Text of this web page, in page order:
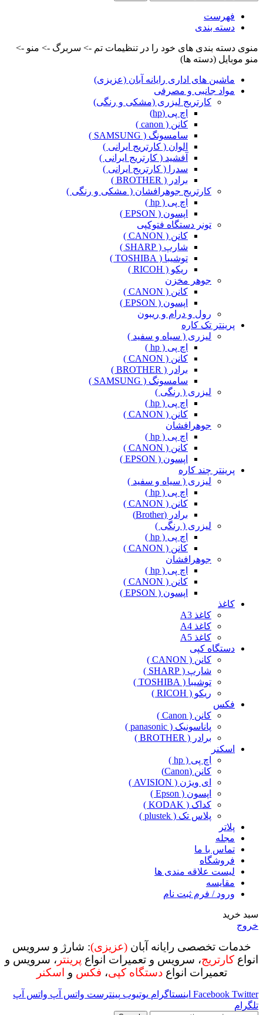
فهرست
دسته بندی
منوی دسته بندی های خود را در تنظیمات تم -> سربرگ -> منو ->
منو موبایل (دسته ها)
ماشین های اداری رایانه آبان (عزیزی)
مواد جانبی و مصرفی
کارتریج لیزری (مشکی و رنگی)
اچ پی (hp)
کانن ( canon )
سامسونگ ( SAMSUNG )
الوان ( کارتریج ایرانی )
آفشید ( کارتریج ایرانی )
سدرا ( کارتریج ایرانی )
برادر ( BROTHER )
کارتریج جوهرافشان ( مشکی و رنگی )
اچ پی ( hp )
اپسون ( EPSON )
تونر دستگاه فتوکپی
کانن ( CANON )
شارپ ( SHARP )
توشیبا ( TOSHIBA )
ریکو ( RICOH )
جوهر مخزن
کانن ( CANON )
اپسون ( EPSON )
رول و درام و ریبون
پرینتر تک کاره
لیزری ( سیاه و سفید )
اچ پی ( hp )
کانن ( CANON )
برادر ( BROTHER )
سامسونگ ( SAMSUNG )
لیزری ( رنگی )
اچ پی ( hp )
کانن ( CANON )
جوهرافشان
اچ پی ( hp )
کانن ( CANON )
اپسون ( EPSON )
پرینتر چند کاره
لیزری ( سیاه و سفید )
اچ پی ( hp )
کانن ( CANON )
برادر (Brother)
لیزری ( رنگی )
اچ پی ( hp )
کانن ( CANON )
جوهرافشان
اچ پی ( hp )
کانن ( CANON )
اپسون ( EPSON )
کاغذ
کاغذ A3
کاغذ A4
کاغذ A5
دستگاه کپی
کانن ( CANON )
شارپ ( SHARP )
توشیبا ( TOSHIBA )
ریکو ( RICOH )
فکس
کانن ( Canon )
پاناسونیک ( panasonic )
برادر ( BROTHER )
اسکنر
اچ پی ( hp )
کانن (Canon)
ای ویژن ( AVISION )
اپسون ( Epson )
کداک ( KODAK )
پلاس تک ( plustek )
پلاتر
مجله
تماس با ما
فروشگاه
لیست علاقه مندی ها
مقایسه
ورود / فرم ثبت نام
سبد خرید
خروج
خدمات تخصصی رایانه آبان (عزیزی): شارژ و سرویس
انواع کارتریج، سرویس و تعمیرات انواع پرینتر ، سرویس و
تعمیرات انواعدستگاه کپی، فکس و اسکنر
Facebook Twitter اینستاگرام یوتیوب پینترست واتس آپ واتس آپ
تلگرام